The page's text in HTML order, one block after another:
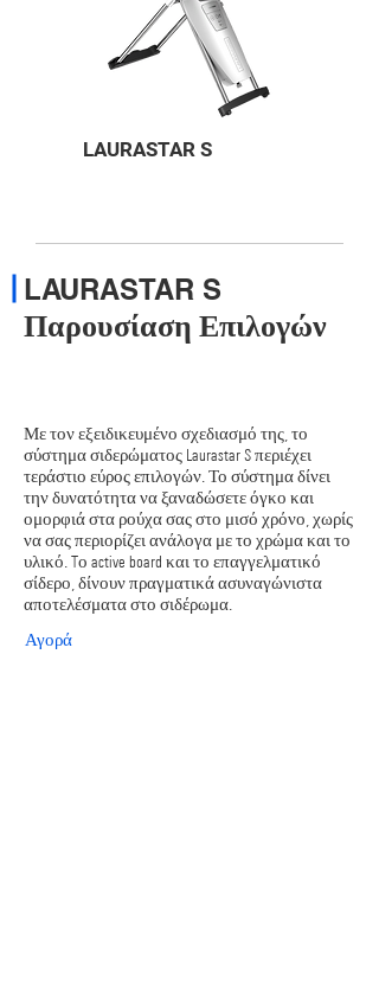
LAURASTAR S
LAURASTAR S
Παρουσίαση Επιλογών
Με τον εξειδικευμένο σχεδιασμό της, το
σύστημα σιδερώματος Laurastar S περιέχει
τεράστιο εύρος επιλογών. Το σύστημα δίνει
την δυνατότητα να ξαναδώσετε όγκο και
ομορφιά στα ρούχα σας στο μισό χρόνο, χωρίς
να σας περιορίζει ανάλογα με το χρώμα και το
υλικό. Tο active board και το επαγγελματικό
σίδερο, δίνουν πραγματικά ασυναγώνιστα
αποτελέσματα στο σιδέρωμα.
Αγορά